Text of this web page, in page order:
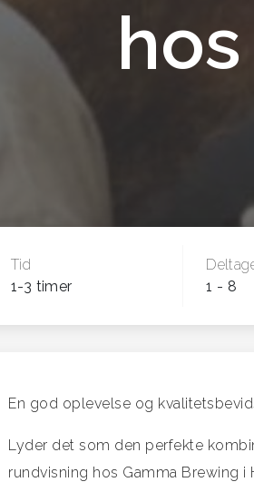
Tid
1-3 timer
1 - 8
En god oplevelse og
Lyder det som den perfekte
rundvisning hos Gamma Brewing i